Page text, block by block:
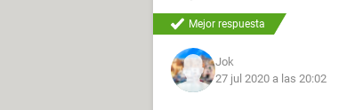
Mejor respuesta
Jok
27 jul 2020 a las 20:02